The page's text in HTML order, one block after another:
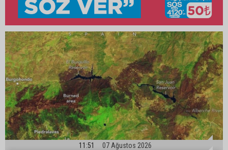
11:51 07 Ağustos 2026